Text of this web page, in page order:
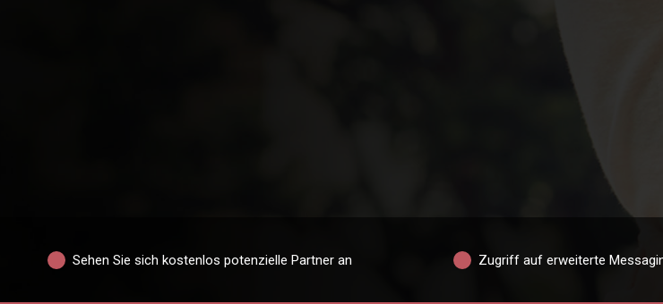
Sehen Sie sich kostenlos potenzielle Partner an Zugriff auf erweiterte